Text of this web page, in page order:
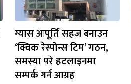
ग्यास आपूर्ति सहज बनाउन
‘क्विक रेस्पोन्स टिम’ गठन,
समस्या परे हटलाइनमा
सम्पर्क गर्न आग्रह